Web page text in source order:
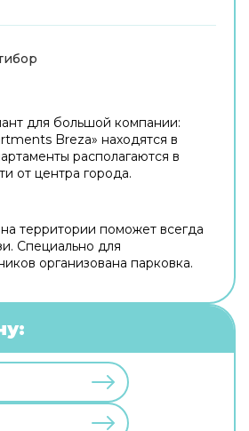
для большой компании:
Breza» находятся в
располагаются в
от центра города.
территории поможет всегда
Специально для
организована парковка.